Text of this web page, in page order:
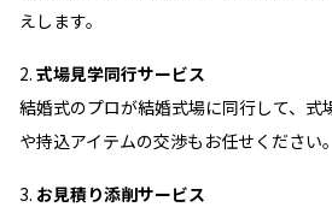
えします。
式場見学同行サービス
結婚式のプロが結婚式場に同行して、式
や持込アイテムの交渉もお任せください。
お見積り添削サービス